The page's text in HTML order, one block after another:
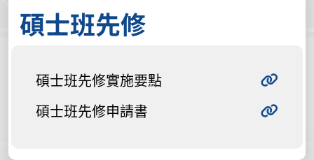
碩士班先修
碩士班先修實施要點
碩士班先修申請書